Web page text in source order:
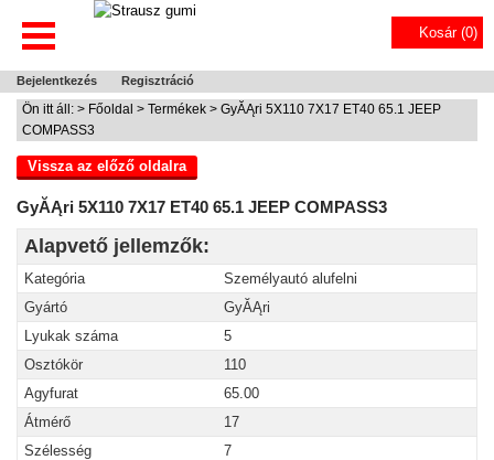
Kosár (0)
Bejelentkezés Regisztráció
Ön itt áll: > Főoldal > Termékek > GyĂĄri 5X110 7X17 ET40 65.1 JEEP
COMPASS3
Vissza az előző oldalra
GyĂĄri 5X110 7X17 ET40 65.1 JEEP COMPASS3
Alapvető jellemzők:
Kategória
Személyautó alufelni
Gyártó
GyĂĄri
Lyukak száma
5
Osztókör
110
Agyfurat
65.00
Átmérő
17
Szélesség
7